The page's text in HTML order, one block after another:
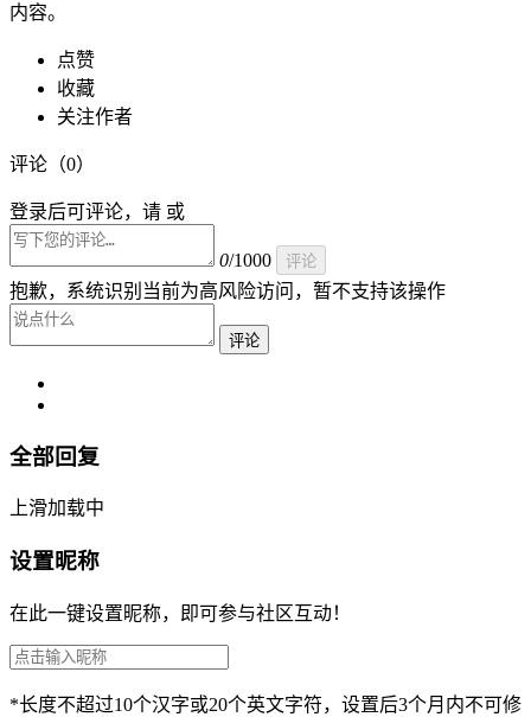
内容。
点赞
收藏
关注作者
评论（0）
登录后可评论，请 或
0/1000 评论
抱歉，系统识别当前为高风险访问，暂不支持该操作
评论
全部回复
上滑加载中
设置昵称
在此一键设置昵称，即可参与社区互动！
*长度不超过10个汉字或20个英文字符，设置后3个月内不可修